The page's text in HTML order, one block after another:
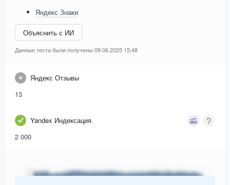
Яндекс Знаки
Объяснить с ИИ
Данные теста были получены 09.06.2025 15:48
Яндекс Отзывы
13
Yandex Индексация
2 000